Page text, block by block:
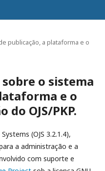
publicação, a plataforma e o
o sistema
e o
OJS/PKP.
(OJS 3.2.1.4),
a administração e a
com suporte e